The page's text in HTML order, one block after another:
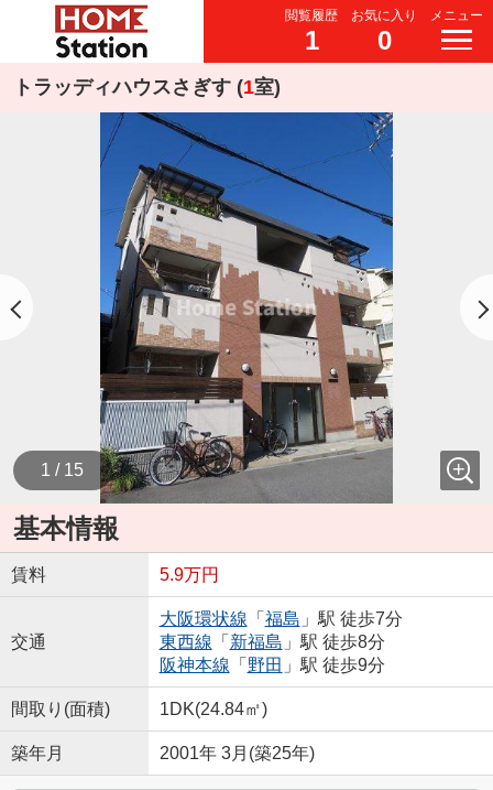
閲覧履歴
1
お気に入り
0
メニュー
トラッディハウスさぎす (1室)
1 / 15
基本情報
賃料 5.9万円
交通
大阪環状線 「 福島 」駅 徒歩7分
東西線 「 新福島 」駅 徒歩8分
阪神本線 「 野田 」駅 徒歩9分
間取り(面積) 1DK(24.84㎡)
築年月 2001年 3月(築25年)